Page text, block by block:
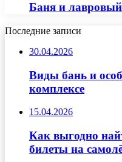
Баня и лавровый
Последние записи
30.04.2026
Виды бань и
комплексе
15.04.2026
Как выгодно
билеты на